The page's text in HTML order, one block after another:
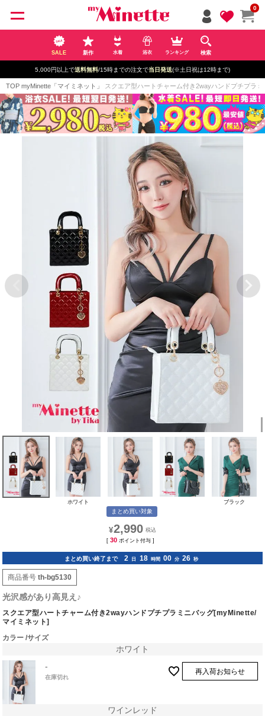
0
SALE 新作 水着 浴衣 ランキング 検索
5,000円以上で送料無料/15時までの注文で当日発送(※土日祝は12時まで)
TOP myMinette「マイミネット」 スクエア型ハートチャーム付き2wayハンドプチプラ
ホワイト ブラック
まとめ買い対象
¥2,990
[ 30 ポイント付与 ]
まとめ買い終了まで 2 日 18 時間 00 分 25 秒
商品番号 th-bg5130
光沢感があり高見え♪
スクエア型ハートチャーム付き2wayハンドプチプラミニバッグ[myMinette/
マイミネット]
カラー サイズ
ホワイト
-
在庫切れ
再入荷お知らせ
ワインレッド
ペー
ジト
ップ